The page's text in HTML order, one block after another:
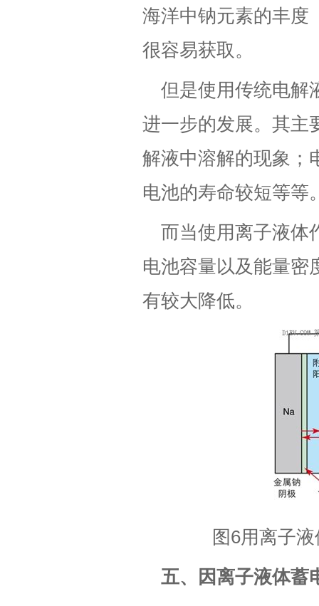
海洋中钠元素的丰度
很容易获取。
但是使用传统电解
进一步的发展。其主
解液中溶解的现象；
电池的寿命较短等等
而当使用离子液体
电池容量以及能量密
有较大降低。
图6用离子液
五、因离子液体蓄